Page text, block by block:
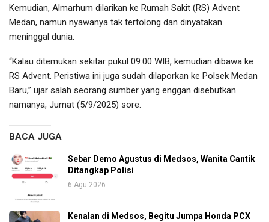
Kemudian, Almarhum dilarikan ke Rumah Sakit (RS) Advent
Medan, namun nyawanya tak tertolong dan dinyatakan
meninggal dunia.
“Kalau ditemukan sekitar pukul 09.00 WIB, kemudian dibawa ke
RS Advent. Peristiwa ini juga sudah dilaporkan ke Polsek Medan
Baru,” ujar salah seorang sumber yang enggan disebutkan
namanya, Jumat (5/9/2025) sore.
BACA JUGA
Sebar Demo Agustus di Medsos, Wanita Cantik
Ditangkap Polisi
6 Agu 2026
Kenalan di Medsos, Begitu Jumpa Honda PCX